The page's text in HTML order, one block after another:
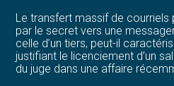
Construire votre patrimoine
Structurer votre croissance
Le transfert massif de
par le secret vers une
celle d’un tiers, peut-il
justifiant le licenciement d’un
du juge dans une affaire